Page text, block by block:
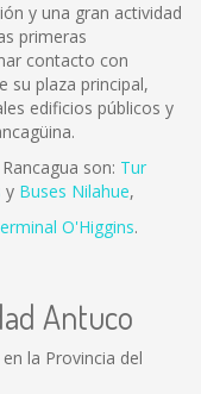
y una gran actividad
primeras
contacto con
su plaza principal,
edificios públicos y
son: Tur
y Buses Nilahue,
O'Higgins.
Antuco
la Provincia del